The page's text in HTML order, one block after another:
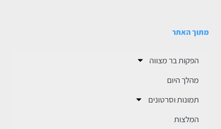
מתוך האתר
הפקות בר מצווה
מהלך היום
תמונות וסרטונים
המלצות